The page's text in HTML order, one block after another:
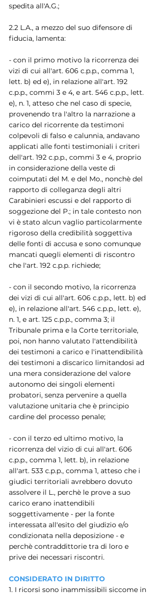
spedita all'A.G.;
2.2 L.A., a mezzo del suo difensore di
fiducia, lamenta:
- con il primo motivo la ricorrenza dei
vizi di cui all'art. 606 c.p.p., comma 1,
lett. b) ed e), in relazione all'art. 192
c.p.p., commi 3 e 4, e art. 546 c.p.p., lett.
e), n. 1, atteso che nel caso di specie,
provenendo tra l'altro la narrazione a
carico del ricorrente da testimoni
colpevoli di falso e calunnia, andavano
applicati alle fonti testimoniali i criteri
dell'art. 192 c.p.p., commi 3 e 4, proprio
in considerazione della veste di
coimputati del M. e del Mo., nonchè del
rapporto di colleganza degli altri
Carabinieri escussi e del rapporto di
soggezione del P.; in tale contesto non
vi è stato alcun vaglio particolarmente
rigoroso della credibilità soggettiva
delle fonti di accusa e sono comunque
mancati quegli elementi di riscontro
che l'art. 192 c.p.p. richiede;
- con il secondo motivo, la ricorrenza
dei vizi di cui all'art. 606 c.p.p., lett. b) ed
e), in relazione all'art. 546 c.p.p., lett. e),
n. 1, e art. 125 c.p.p., comma 3; il
Tribunale prima e la Corte territoriale,
poi, non hanno valutato l'attendibilità
dei testimoni a carico e l'inattendibilità
dei testimoni a discarico limitandosi ad
una mera considerazione del valore
autonomo dei singoli elementi
probatori, senza pervenire a quella
valutazione unitaria che è principio
cardine del processo penale;
- con il terzo ed ultimo motivo, la
ricorrenza del vizio di cui all'art. 606
c.p.p., comma 1, lett. b), in relazione
all'art. 533 c.p.p., comma 1, atteso che i
giudici territoriali avrebbero dovuto
assolvere il L., perchè le prove a suo
carico erano inattendibili
soggettivamente - per la fonte
interessata all'esito del giudizio e/o
condizionata nella deposizione - e
perchè contraddittorie tra di loro e
prive dei necessari riscontri.
CONSIDERATO IN DIRITTO
1. I ricorsi sono inammissibili siccome in